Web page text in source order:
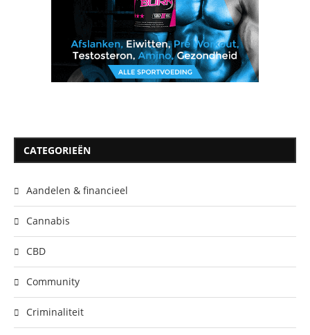
CATEGORIEËN
Aandelen & financieel
Cannabis
CBD
Community
Criminaliteit